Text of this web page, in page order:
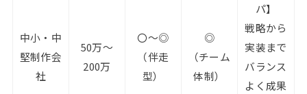
中小・中
堅制作会
社
50万～
200万
〇～◎
（伴走
型）
◎
（チーム
体制）
パ】
戦略から
実装まで
バランス
よく成果